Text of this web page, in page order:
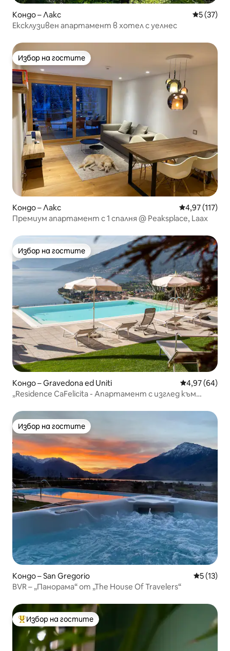
Кондо – Лакс Средна
5 (37)
Ексклузивен апартамент в хотел с уелнес
Избор на гостите
Избор на гостите
Кондо – Лакс Средна
4,97 (117)
Премиум апартамент с 1 спалня @ Peaksplace, Laax
Избор на гостите
Избор на гостите
Кондо – Gravedona ed Uniti Средна
4,97 (64)
„Residence CaFelicita - Апартамент с изглед към
Избор на гостите
Избор на гостите
Кондо – San Gregorio Средна
5 (13)
BVR – „Панорама“ от „The House Of Travelers“
Най-популярен избор на гостите
Избор на гостите